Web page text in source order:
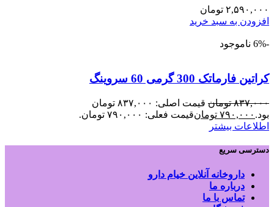
۲,۵۹۰,۰۰۰ تومان
افزودن به سبد خرید
-6% ناموجود
کراتین فارماتک 300 گرمی 60 سروینگ
۸۳۷,۰۰۰ تومان
قیمت اصلی: ۸۳۷,۰۰۰ تومان
بود. ۷۹۰,۰۰۰ تومانقیمت فعلی: ۷۹۰,۰۰۰ تومان.
اطلاعات بیشتر
دسترسی سریع
داروخانه آنلاین خیام دارو
درباره ما
تماس با ما